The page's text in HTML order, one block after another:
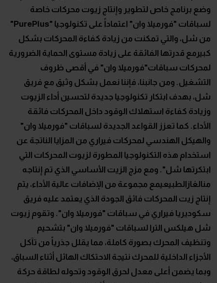
وضع برنامج خاص لتطوير وإنتاج زيوت محركات خاصة
لسباقات "فورميلا وان" اعتماداً على تكنولوجيا "PurePlus"
من شل، والتي تمكنت من زيادة كفاءة المحركات بشكل
كبيرمع قدرتها الفائقة على زيادة مستوى الحماية الضرورية
لمحركات سباقات"فورميلا وان" في أقصى ظروف
التشغيل. ومن جانبنا، فإننا نعمل بشكل وثيق مع فريق
شل، بهدف ابتكار تكنولوجيا جديدة لتحسين أداء الزيوت
وزيادة كفاءة استهلاك الوقود داخل المحركات فائقة
الأداء. كما تعزز القواعد الجديدة لسباقات "فورميلا وان"
والهيكل الهندسي لمحركات فيراري من المزايا الناتجة عن
استخدام هذه التكنولوجيا المطورة لزيوت المحركات التي
ابتكرتها شل". ومع مزج الزيت الأساسي الذي تم إنتاجه
منالغازالطبيعيمع مجموعة من الإضافات عالية الأداء، يتم
إنتاج زيت المحركات فائق الجودة الذي يعتمد عليه فريق
سكوديريا فيراري في سباقات "فورميلا وان". وتقوم زيوت
شل هيلكس الترا لسباقات "فورميلا وان" بتشحيم
وتنظيف المحرك بصورة كاملة، مما يقلل جذرياً من تآكل
الأجزاء الداخلية للمحرك نتيجة الاحتكاك الهائل أثناء السباق،
وبما يضمن أعلى معدل لحرق الوقود وتحوله لطاقة حركة